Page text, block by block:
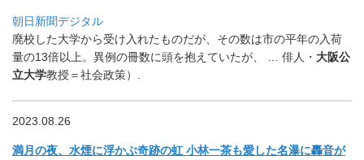
朝日新聞デジタル
廃校した大学から受け入れたものだが、 その数は市の平年の入荷
量の13倍以上。 異例の冊数に頭を抱えていたが、 … 俳人・ 大阪公
立大学教授＝社会政策）.
2023.08.26
満月の夜、水煙に浮かぶ奇跡の虹 小林一茶も愛した名瀑に轟音が